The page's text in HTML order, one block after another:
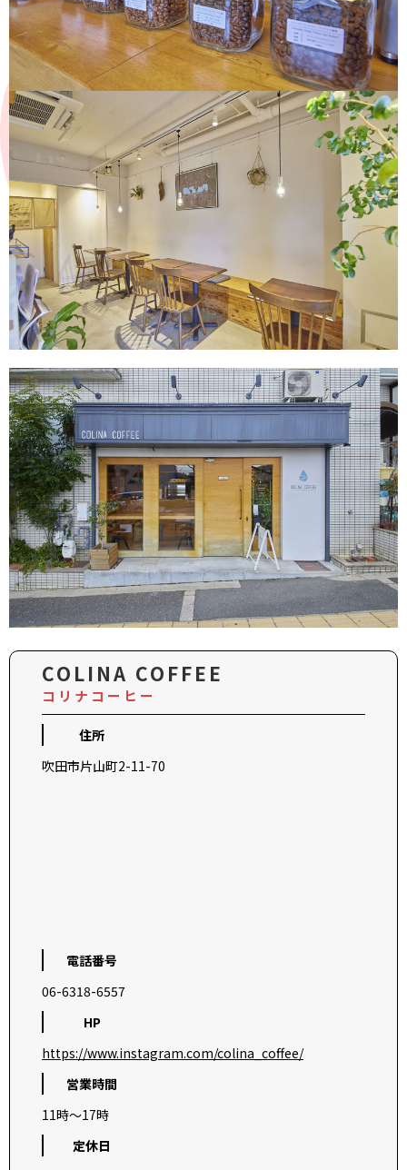
COLINA COFFEE
コリナコーヒー
住所
吹田市片山町2-11-70
電話番号
06-6318-6557
HP
https://www.instagram.com/colina_coffee/
営業時間
11時～17時
定休日